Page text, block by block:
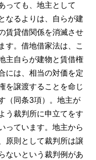
っても、地主として
なるよりは、自らが建
賃貸借関係を消滅させ
す。借地借家法は、こ
主自らが建物と賃借権
には、相当の対価を定
を譲渡することを命じ
（同条3項）。地主が
う裁判所に申立てをす
っています。地主から
原則として裁判所は譲
ないという裁判例があ